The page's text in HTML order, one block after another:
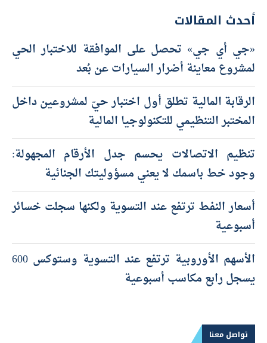
أحدث المقالات
«جي أي جي» تحصل على الموافقة للاختبار الحي
لمشروع معاينة أضرار السيارات عن بُعد
الرقابة المالية تطلق أول اختبار حيّ لمشروعين داخل
المختبر التنظيمي للتكنولوجيا المالية
تنظيم الاتصالات يحسم جدل الأرقام المجهولة:
وجود خط باسمك لا يعني مسؤوليتك الجنائية
أسعار النفط ترتفع عند التسوية ولكنها سجلت خسائر
أسبوعية
الأسهم الأوروبية ترتفع عند التسوية وستوكس 600
يسجل رابع مكاسب أسبوعية
تواصل معنا